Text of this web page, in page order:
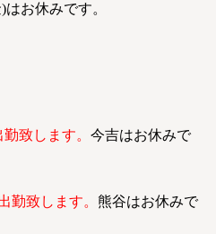
お休みです。
致します。 今吉はお休みで
勤致します。 熊谷はお休みで